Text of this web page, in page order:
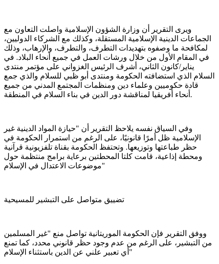
ويرى التقرير أن وزارة الشؤون الإسلامية واصلت التعاون مع
الجماعات الدينية الإسلامية المستقلة، وكذلك مع الشركاء الدوليين،
لمكافحة ما وصفوه بتهديدات التطرف، والتطرف، والإرهاب، وذلك
في المقام الأول من خلال ورشات العمل في جميع أنحاء البلاد. في
يناير/كانون الثاني، أشرف الرئيس الغزواني على مؤتمر منتدى
السلام الذي استضافته الحكومة ومنتدى أبو ظبي للسلام والذي جمع
قادة حكوميين وعلماء دين ومنظمات المجتمع المدني من جميع
أنحاء أفريقيا لمناقشة دور الدين في بناء السلام في المنطقة.
وفي السياق نفسه يلاحظ التقرير أن "حيازة المواد الدينية غير
الإسلامية ظل أمرًا قانونيًا، على الرغم من استمرار الحكومة في
حظر طباعتها وتوزيعها. وتحتفظ الحكومة بقناة تلفزيونية قرآنية
ومحطة إذاعية، قامت كلتا المحطتين برعاية برامج منتظمة حول
موضوعات الاعتدال في الإسلام"
تضييق متواصل على التبشير للمسيحية
ووفق التقرير فإن الحكومة الموريتانية تواصل منع "غير المسلمين
من التبشير، على الرغم من عدم وجود حظر قانوني محدد، كما تمنع
أي تعبير علني عن الدين باستثناء الإسلام"